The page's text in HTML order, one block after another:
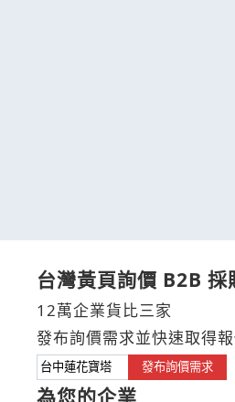
台灣黃頁詢價 B2B 採
12萬企業貨比三家
發布詢價需求並快速取得報
發布詢價需求
為您的企業